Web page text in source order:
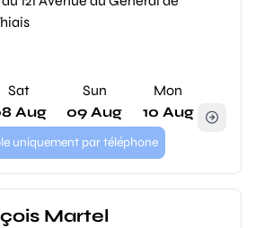
Sat
Aug
Sun
09 Aug
Mon
10 Aug
uniquement par téléphone
Martel